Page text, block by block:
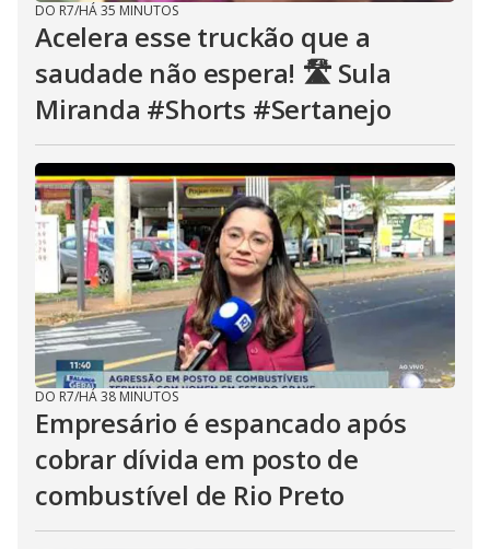
DO R7/HÁ 35 MINUTOS
Acelera esse truckão que a
saudade não espera! 🛣️ Sula
Miranda #Shorts #Sertanejo
DO R7/HÁ 38 MINUTOS
Empresário é espancado após
cobrar dívida em posto de
combustível de Rio Preto